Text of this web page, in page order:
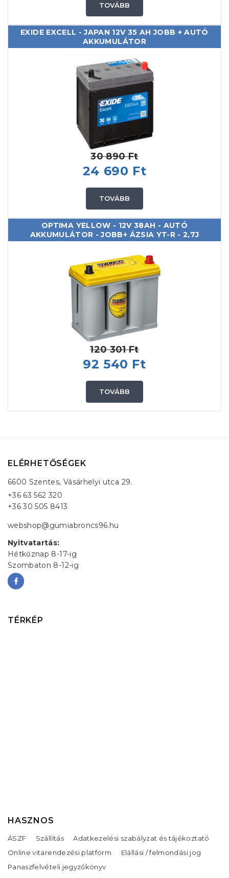
TOVÁBB
EXIDE EXCELL - JAPAN 12V 35 AH JOBB + AUTÓ
AKKUMULÁTOR
30 890 Ft
24 690 Ft
TOVÁBB
OPTIMA YELLOW - 12V 38AH - AUTÓ
AKKUMULÁTOR - JOBB+ ÁZSIA YT-R - 2,7J
120 301 Ft
92 540 Ft
TOVÁBB
ELÉRHETŐSÉGEK
6600 Szentes, Vásárhelyi utca 29.
+36 63 562 320
+36 30 505 8413
webshop@gumiabroncs96.hu
Nyitvatartás:
Hétköznap 8-17-ig
Szombaton 8-12-ig
TÉRKÉP
HASZNOS
ÁSZF Szállítás
Adatkezelési szabályzat és tájékoztató
Online vitarendezési platform
Elállási / felmondási jog
Panaszfelvételi jegyzőkönyv